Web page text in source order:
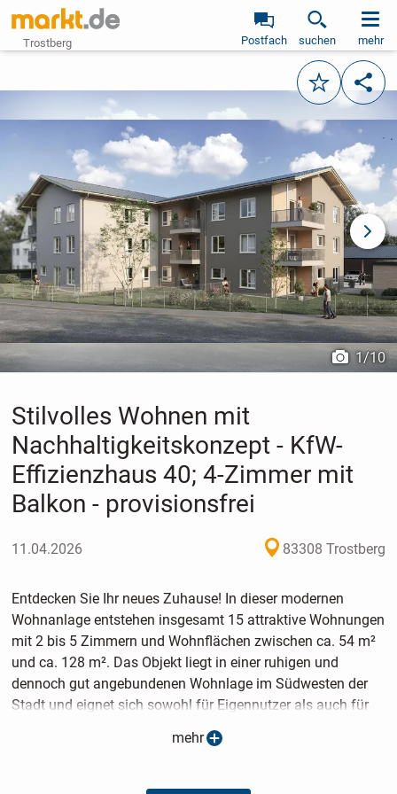
Trostberg Postfach suchen mehr
Merken
vorheriges Bild
1/10
Stilvolles Wohnen mit
Nachhaltigkeitskonzept - KfW-
Effizienzhaus 40; 4-Zimmer mit
Balkon - provisionsfrei
11.04.2026 83308 Trostberg
Entdecken Sie Ihr neues Zuhause! In dieser modernen
Wohnanlage entstehen insgesamt 15 attraktive Wohnungen
mit 2 bis 5 Zimmern und Wohnflächen zwischen ca. 54 m²
und ca. 128 m². Das Objekt liegt in einer ruhigen und
dennoch gut angebundenen Wohnlage im Südwesten der
Stadt und eignet sich sowohl für Eigennutzer als auch für
Kapitalanleger, die Wert auf zeitgemäßen Wohnkomfort
Der geschützte Eingangsbereich ist mit einer modernen
mehr